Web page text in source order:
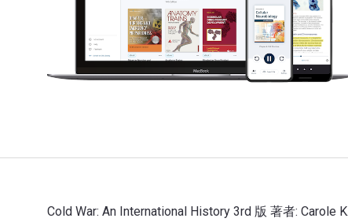
Cold War: An International History 3rd 版 著者: